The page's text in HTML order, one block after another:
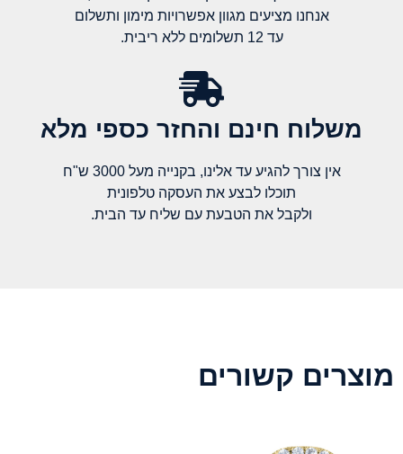
אנחנו מציעים מגוון אפשרויות מימון ותשלום
עד 12 תשלומים ללא ריבית.
משלוח חינם והחזר כספי מלא​
אין צורך להגיע עד אלינו, בקנייה מעל 3000 ש"ח
תוכלו לבצע את העסקה טלפונית
ולקבל את הטבעת עם שליח עד הבית.
מוצרים קשורים